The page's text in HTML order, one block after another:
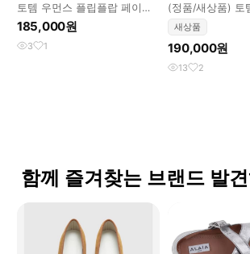
토템 우먼스 플립플랍 페이턴
트 블랙 (36)
185,000원
3 1
(정품/새상품) 토
화이트 램스킨 스
새상품
190,000원
13 2
함께 즐겨찾는 브랜드 발견